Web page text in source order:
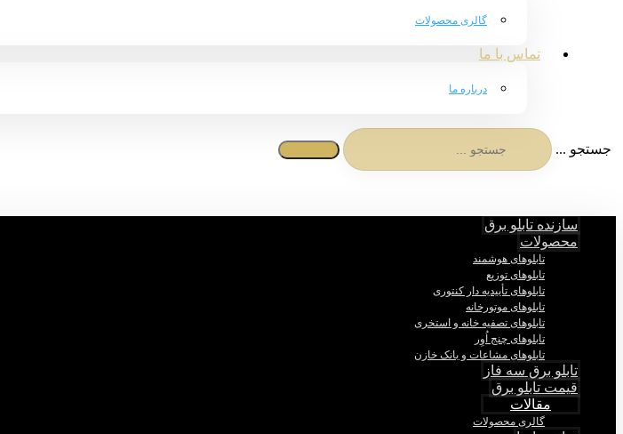
گالری محصولات
تماس با ما
درباره ما
جستجو ...
سازنده تابلو برق
محصولات
تابلوهای هوشمند
تابلوهای توزیع
تابلوهای تأییدیه دار کنتوری
تابلوهای موتورخانه
تابلوهای تصفیه خانه و استخری
تابلوهای چنج اُوِر
تابلوهای مشاعات و بانک خازن
تابلو برق سه فاز
قیمت تابلو برق
مقالات
گالری محصولات